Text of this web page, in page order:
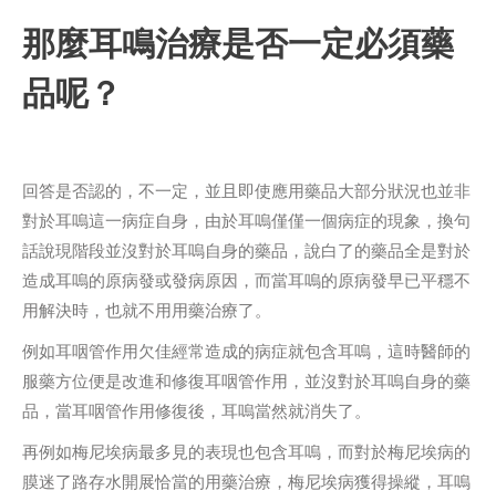
那麼耳鳴治療是否一定必須藥
品呢？
回答是否認的，不一定，並且即使應用藥品大部分狀況也並非
對於耳嗚這一病症自身，由於耳嗚僅僅一個病症的現象，換句
話說現階段並沒對於耳嗚自身的藥品，說白了的藥品全是對於
造成耳嗚的原病發或發病原因，而當耳嗚的原病發早已平穩不
用解決時，也就不用用藥治療了。
例如耳咽管作用欠佳經常造成的病症就包含耳嗚，這時醫師的
服藥方位便是改進和修復耳咽管作用，並沒對於耳嗚自身的藥
品，當耳咽管作用修復後，耳嗚當然就消失了。
再例如梅尼埃病最多見的表現也包含耳嗚，而對於梅尼埃病的
膜迷了路存水開展恰當的用藥治療，梅尼埃病獲得操縱，耳嗚